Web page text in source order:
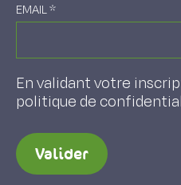
EMAIL*
En validant votre
politique de
Valider